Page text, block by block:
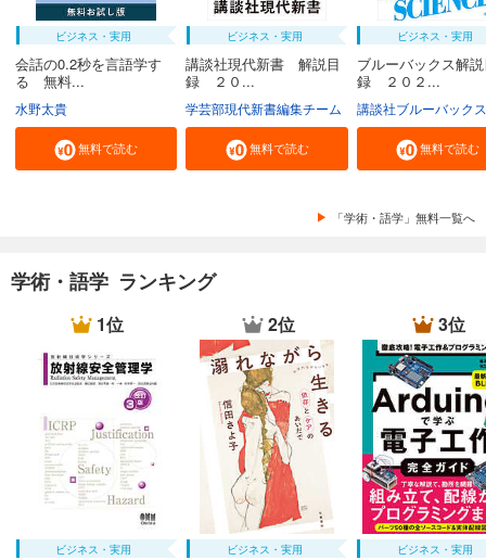
ビジネス・実用
会話の0.2秒を言語学す
る 無料...
水野太貴
無料で読む
ビジネス・実用
講談社現代新書 解説目
録 ２０...
学芸部現代新書編集チーム
無料で読む
ビジネス・実用
ブルーバックス解
録 ２０２...
講談社ブルーバックス
無料で読む
「学術・語学」無料一覧へ
学術・語学 ランキング
1位
ビジネス・実用
2位
ビジネス・実用
3位
ビジネス・実用